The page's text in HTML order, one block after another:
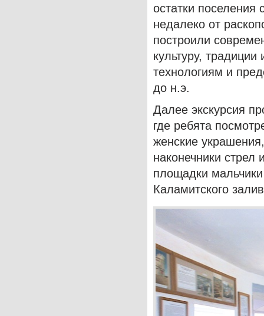
остатки поселения
недалеко от
построили
культуру,
технологиям и
до н.э.
Далее экскурсия
где ребята
женские
наконечники стрел
площадки
Каламитского